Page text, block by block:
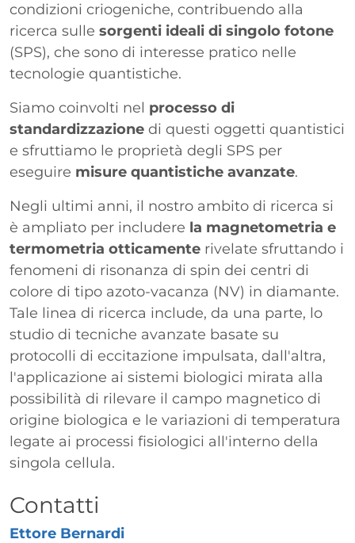
condizioni criogeniche, contribuendo alla
ricerca sulle sorgenti ideali di singolo fotone
(SPS), che sono di interesse pratico nelle
tecnologie quantistiche.
Siamo coinvolti nel processo di
standardizzazione di questi oggetti quantistici
e sfruttiamo le proprietà degli SPS per
eseguire misure quantistiche avanzate.
Negli ultimi anni, il nostro ambito di ricerca si
è ampliato per includere la magnetometria e
termometria otticamente rivelate sfruttando i
fenomeni di risonanza di spin dei centri di
colore di tipo azoto-vacanza (NV) in diamante.
Tale linea di ricerca include, da una parte, lo
studio di tecniche avanzate basate su
protocolli di eccitazione impulsata, dall'altra,
l'applicazione ai sistemi biologici mirata alla
possibilità di rilevare il campo magnetico di
origine biologica e le variazioni di temperatura
legate ai processi fisiologici all'interno della
singola cellula.
Titolo
Contatti
Ettore Bernardi